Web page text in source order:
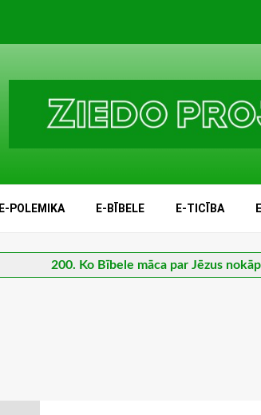
E-POLEMIKA E-BĪBELE E-TICĪBA
200. Ko Bībele māca par Jēzus